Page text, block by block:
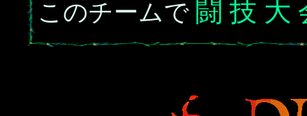
このチームで 闘 技 大